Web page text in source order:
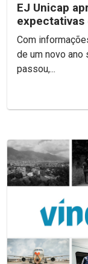
EJ Unicap
para 2020
Com informações
de um novo
passou,...